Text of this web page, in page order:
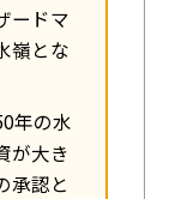
ードマ
嶺とな
年の水
が大き
承認と